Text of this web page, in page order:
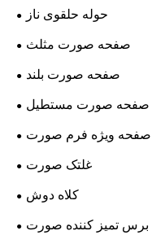
حوله حلقوی ناز
صفحه صورت مثلث
صفحه صورت بلند
صفحه صورت مستطیل
صفحه ویژه فرم صورت
غلتک صورت
کلاه دوش
برس تمیز کننده صورت